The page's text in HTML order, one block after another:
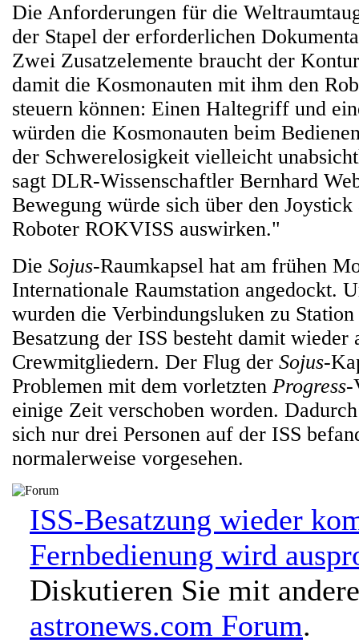
Die Anforderungen für die
der Stapel der erforderlichen
Zwei Zusatzelemente braucht der
damit die Kosmonauten mit ihm den
steuern können: Einen Haltegriff und
würden die Kosmonauten beim
der Schwerelosigkeit vielleicht
sagt DLR-Wissenschaftler Bernhard
Bewegung würde sich über den Joystick
Roboter ROKVISS auswirken."
Die Sojus-Raumkapsel hat am frühen
Internationale Raumstation angedockt.
wurden die Verbindungsluken zu
Besatzung der ISS besteht damit wieder
Crewmitgliedern. Der Flug der Sojus-
Problemen mit dem vorletzten Progress-
einige Zeit verschoben worden.
sich nur drei Personen auf der ISS
normalerweise vorgesehen.
ISS-Besatzung wieder
Fernbedienung wird
Diskutieren Sie mit
astronews.com Forum.